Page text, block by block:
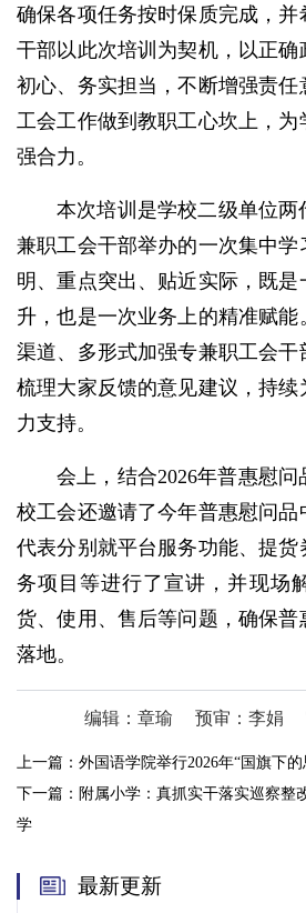
确保各项任务按时保质完成，并
干部以此次培训为契机，以正确
初心、务实担当，不断增强责
工会工作做到教职工心坎上，为
强合力。
本次培训是学校二级单位
兼职工会干部举办的一次集中
明、重点突出、贴近实际，既
升，也是一次业务上的精准赋能
渠道、多形式加强专兼职工会
梳理大家反馈的意见建议，持
力支持。
会上，结合2026年普惠慰问
校工会还邀请了今年普惠慰问品
代表分别就平台服务功能、提货
务项目等进行了宣讲，并现场
货、使用、售后等问题，确保
落地。
编辑：章瑜 预审：李娟
上一篇： 外国语学院举行2026年“国旗下
下一篇： 附属小学：真抓实干落实巡察整
学
最新更新